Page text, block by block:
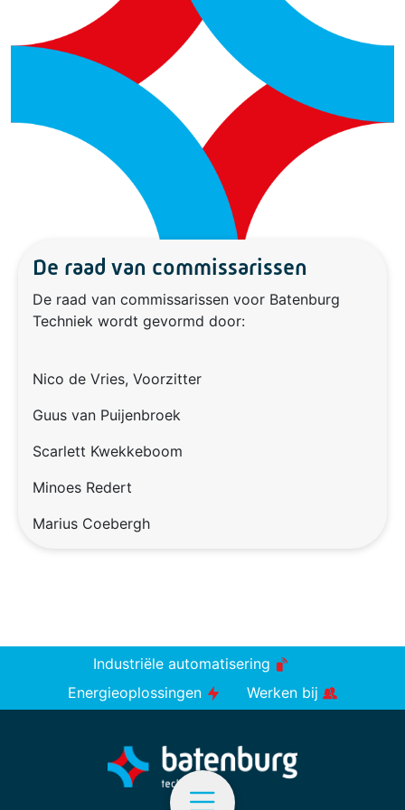
De raad van commissarissen
De raad van commissarissen voor Batenburg
Techniek wordt gevormd door:
Nico de Vries, Voorzitter
Guus van Puijenbroek
Scarlett Kwekkeboom
Minoes Redert
Marius Coebergh
Industriële automatisering
Energieoplossingen
Werken bij